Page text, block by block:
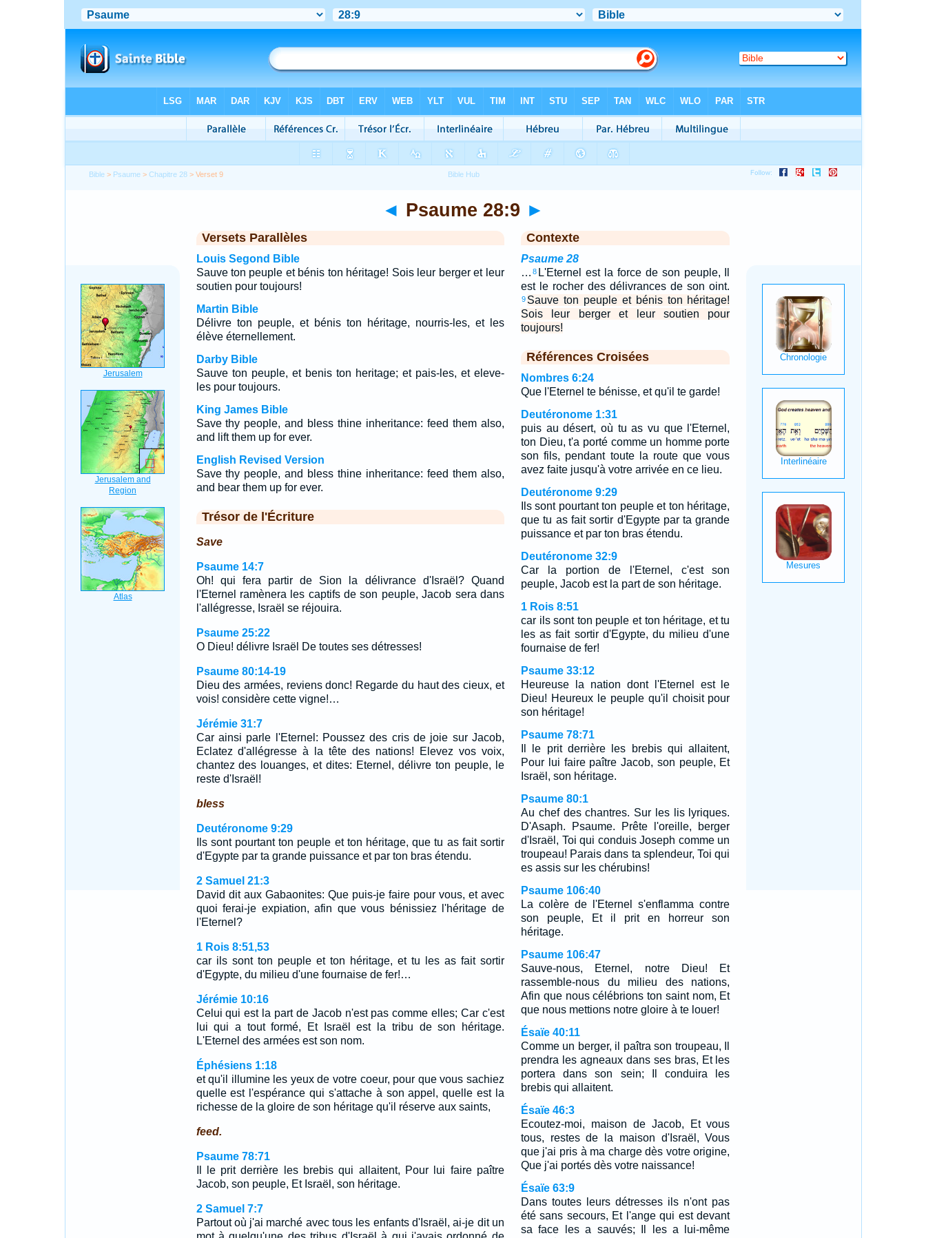
Bible > Psaume >Chapitre 28 > Verset 9
◄ Psaume 28:9 ►
Versets Parallèles
Louis Segond Bible
Sauve ton peuple et bénis ton héritage! Sois leur berger et leur
soutien pour toujours!
Martin Bible
Délivre ton peuple, et bénis ton héritage, nourris-les, et les
élève éternellement.
Darby Bible
Sauve ton peuple, et benis ton heritage; et pais-les, et eleve-
les pour toujours.
King James Bible
Save thy people, and bless thine inheritance: feed them also,
and lift them up for ever.
English Revised Version
Save thy people, and bless thine inheritance: feed them also,
and bear them up for ever.
Trésor de l'Écriture
Save
Psaume 14:7
Oh! qui fera partir de Sion la délivrance d'Israël? Quand
l'Eternel ramènera les captifs de son peuple, Jacob sera dans
l'allégresse, Israël se réjouira.
Psaume 25:22
O Dieu! délivre Israël De toutes ses détresses!
Psaume 80:14-19
Dieu des armées, reviens donc! Regarde du haut des cieux, et
vois! considère cette vigne!…
Jérémie 31:7
Car ainsi parle l'Eternel: Poussez des cris de joie sur Jacob,
Eclatez d'allégresse à la tête des nations! Elevez vos voix,
chantez des louanges, et dites: Eternel, délivre ton peuple, le
reste d'Israël!
bless
Deutéronome 9:29
Ils sont pourtant ton peuple et ton héritage, que tu as fait sortir
d'Egypte par ta grande puissance et par ton bras étendu.
2 Samuel 21:3
David dit aux Gabaonites: Que puis-je faire pour vous, et avec
quoi ferai-je expiation, afin que vous bénissiez l'héritage de
l'Eternel?
1 Rois 8:51,53
car ils sont ton peuple et ton héritage, et tu les as fait sortir
d'Egypte, du milieu d'une fournaise de fer!…
Jérémie 10:16
Celui qui est la part de Jacob n'est pas comme elles; Car c'est
lui qui a tout formé, Et Israël est la tribu de son héritage.
L'Eternel des armées est son nom.
Éphésiens 1:18
et qu'il illumine les yeux de votre coeur, pour que vous sachiez
quelle est l'espérance qui s'attache à son appel, quelle est la
richesse de la gloire de son héritage qu'il réserve aux saints,
feed.
Psaume 78:71
Il le prit derrière les brebis qui allaitent, Pour lui faire paître
Jacob, son peuple, Et Israël, son héritage.
2 Samuel 7:7
Partout où j'ai marché avec tous les enfants d'Israël, ai-je dit un
Contexte
Psaume 28
… 8 L'Eternel est la force de son peuple, Il
est le rocher des délivrances de son oint.
9 Sauve ton peuple et bénis ton héritage!
Sois leur berger et leur soutien pour
toujours!
Références Croisées
Nombres 6:24
Que l'Eternel te bénisse, et qu'il te garde!
Deutéronome 1:31
puis au désert, où tu as vu que l'Eternel,
ton Dieu, t'a porté comme un homme porte
son fils, pendant toute la route que vous
avez faite jusqu'à votre arrivée en ce lieu.
Deutéronome 9:29
Ils sont pourtant ton peuple et ton héritage,
que tu as fait sortir d'Egypte par ta grande
puissance et par ton bras étendu.
Deutéronome 32:9
Car la portion de l'Eternel, c'est son
peuple, Jacob est la part de son héritage.
1 Rois 8:51
car ils sont ton peuple et ton héritage, et tu
les as fait sortir d'Egypte, du milieu d'une
fournaise de fer!
Psaume 33:12
Heureuse la nation dont l'Eternel est le
Dieu! Heureux le peuple qu'il choisit pour
son héritage!
Psaume 78:71
Il le prit derrière les brebis qui allaitent,
Pour lui faire paître Jacob, son peuple, Et
Israël, son héritage.
Psaume 80:1
Au chef des chantres. Sur les lis lyriques.
D'Asaph. Psaume. Prête l'oreille, berger
d'Israël, Toi qui conduis Joseph comme un
troupeau! Parais dans ta splendeur, Toi qui
es assis sur les chérubins!
Psaume 106:40
La colère de l'Eternel s'enflamma contre
son peuple, Et il prit en horreur son
héritage.
Psaume 106:47
Sauve-nous, Eternel, notre Dieu! Et
rassemble-nous du milieu des nations,
Afin que nous célébrions ton saint nom, Et
que nous mettions notre gloire à te louer!
Ésaïe 40:11
Comme un berger, il paîtra son troupeau, Il
prendra les agneaux dans ses bras, Et les
portera dans son sein; Il conduira les
brebis qui allaitent.
Ésaïe 46:3
Ecoutez-moi, maison de Jacob, Et vous
tous, restes de la maison d'Israël, Vous
que j'ai pris à ma charge dès votre origine,
Que j'ai portés dès votre naissance!
Ésaïe 63:9
Dans toutes leurs détresses ils n'ont pas
été sans secours, Et l'ange qui est devant
sa face les a sauvés; Il les a lui-même